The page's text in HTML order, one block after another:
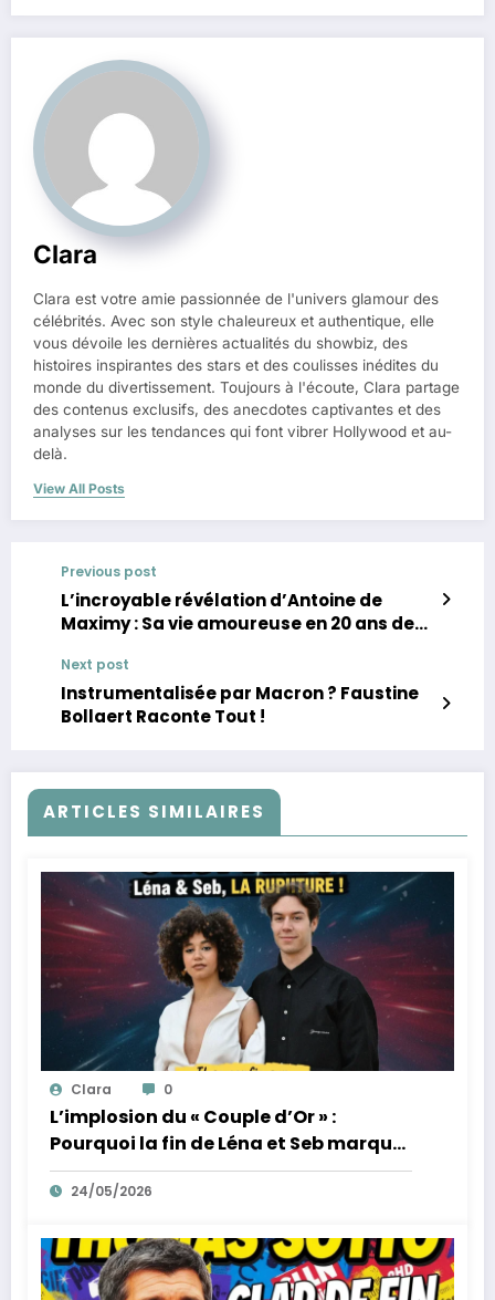
Clara
Clara est votre amie passionnée de l'univers glamour des
célébrités. Avec son style chaleureux et authentique, elle
vous dévoile les dernières actualités du showbiz, des
histoires inspirantes des stars et des coulisses inédites du
monde du divertissement. Toujours à l'écoute, Clara partage
des contenus exclusifs, des anecdotes captivantes et des
analyses sur les tendances qui font vibrer Hollywood et au-
delà.
View All Posts
Previous post
L’incroyable révélation d’Antoine de
Maximy : Sa vie amoureuse en 20 ans de
Next post
Instrumentalisée par Macron ? Faustine
Bollaert Raconte Tout !
ARTICLES SIMILAIRES
Clara 0
L’implosion du « Couple d’Or » :
Pourquoi la fin de Léna et Seb marque
la fin de l’innocence sur YouTube
24/05/2026